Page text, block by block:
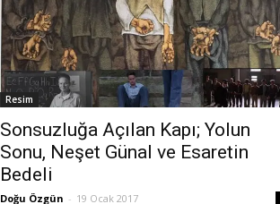
Resim
Sonsuzluğa Açılan Kapı; Yolun
Sonu, Neşet Günal ve Esaretin
Bedeli
Doğu Özgün - 19 Ocak 2017